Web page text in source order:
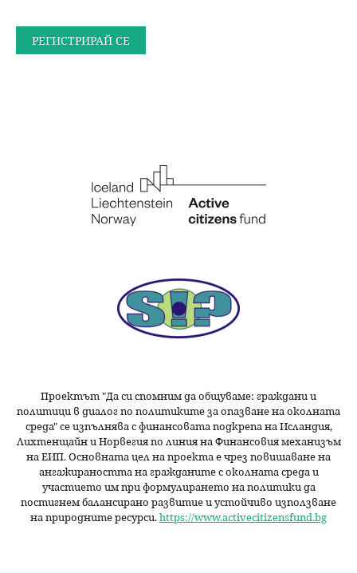
Проектът "Да си спомним даобщуваме: граждани и
политици в диалог по политиките за опазване на околната
среда" се изпълнява с финансовата подкрепа на Исландия,
Лихтенщайн и Норвегия по линия на Финансовия механизъм
на ЕИП. Основната цел на проекта е чрез повишаване на
ангажираността на гражданите с околната среда и
участието им при формулирането на политики да
постигнем балансирано развитие и устойчиво използване
на природните ресурси.https://www.activecitizensfund.bg